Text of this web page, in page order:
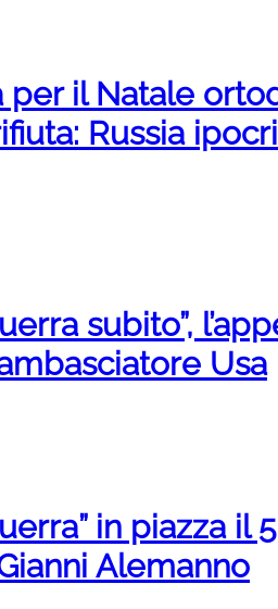
per il Natale
Russia
subito”,
Usa
in piazza il
Alemanno